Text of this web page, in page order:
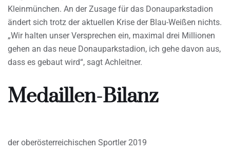
Kleinmünchen. An der Zusage für das Donauparkstadion
ändert sich trotz der aktuellen Krise der Blau-Weißen nichts.
„Wir halten unser Versprechen ein, maximal drei Millionen
gehen an das neue Donauparkstadion, ich gehe davon aus,
dass es gebaut wird“, sagt Achleitner.
Medaillen-Bilanz
der oberösterreichischen Sportler 2019